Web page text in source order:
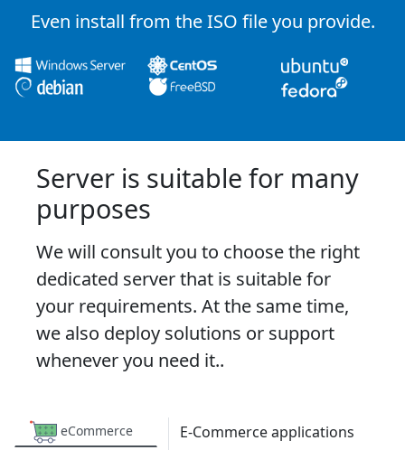
Even install from the ISO file you provide.
Server is suitable for many
purposes
We will consult you to choose the right
dedicated server that is suitable for
your requirements. At the same time,
we also deploy solutions or support
whenever you need it..
eCommerce
E-Commerce applications